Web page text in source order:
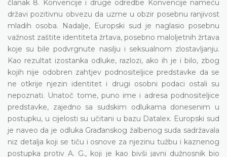
članak 8. Konvencije i druge odredbe Konvencije nameću
državi pozitivnu obvezu da uzme u obzir posebnu ranjivost
mladih osoba. Nadalje, Europski sud je naglasio posebnu
važnost zaštite identiteta žrtava, posebno maloljetnih žrtava
koje su bile podvrgnute nasilju i seksualnom zlostavljanju.
Kao rezultat izostanka odluke, razlozi, ako ih je i bilo, zbog
kojih nije odobren zahtjev podnositeljice predstavke da se
ne otkrije njezin identitet i drugi osobni podaci ostali su
nepoznati. Unatoč tome, puno ime i adresa podnositeljice
predstavke, zajedno sa sudskim odlukama donesenim u
postupku, u cijelosti su učitani u bazu Datalex. Europski sud
je naveo da je odluka Građanskog žalbenog suda sadržavala
niz detalja koji se tiču i osnove za njezinu tužbu i kaznenog
postupka protiv A. G., koji je kao bivši javni dužnosnik bio